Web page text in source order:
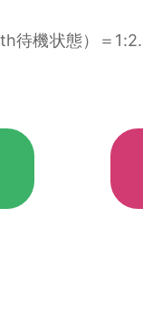
機状態）＝